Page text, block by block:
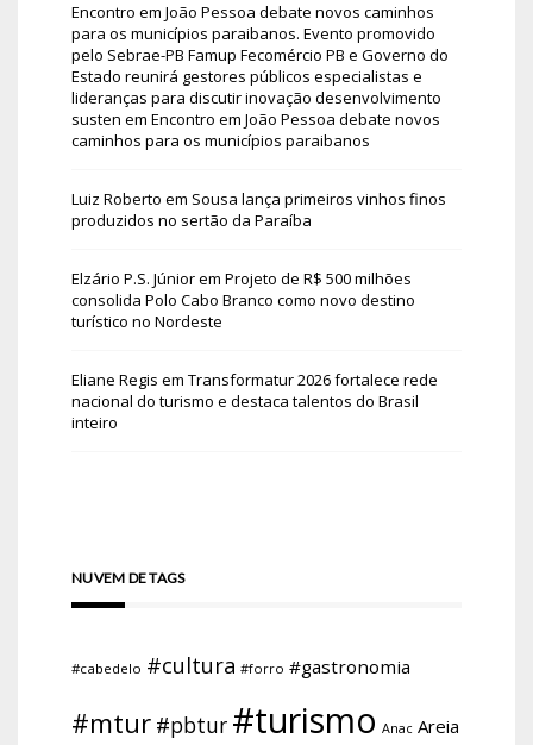
Encontro em João Pessoa debate novos caminhos
para os municípios paraibanos. Evento promovido
pelo Sebrae-PB Famup Fecomércio PB e Governo do
Estado reunirá gestores públicos especialistas e
lideranças para discutir inovação desenvolvimento
susten em Encontro em João Pessoa debate novos
caminhos para os municípios paraibanos
Luiz Roberto em Sousa lança primeiros vinhos finos
produzidos no sertão da Paraíba
Elzário P.S. Júniorem Projeto de R$ 500 milhões
consolida Polo Cabo Branco como novo destino
turístico no Nordeste
Eliane Regis em Transformatur 2026 fortalece rede
nacional do turismo e destaca talentos do Brasil
inteiro
NUVEM DE TAGS
#cabedelo #cultura #forro #gastronomia
#mtur #pbtur #turismo Anac Areia